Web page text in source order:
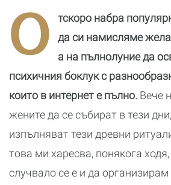
О
тскоро набра
да си намисляме
а на пълнолуние да
психичния боклук с
които в интернет е пълно. Вече
жените да се събират в тези
изпълняват тези древни
това ми харесва, понякога
случвало се е и да